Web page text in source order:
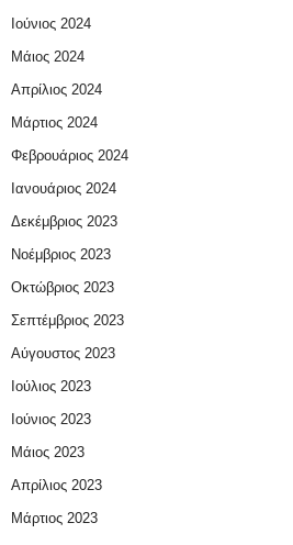
Ιούνιος 2024
Μάιος 2024
Απρίλιος 2024
Μάρτιος 2024
Φεβρουάριος 2024
Ιανουάριος 2024
Δεκέμβριος 2023
Νοέμβριος 2023
Οκτώβριος 2023
Σεπτέμβριος 2023
Αύγουστος 2023
Ιούλιος 2023
Ιούνιος 2023
Μάιος 2023
Απρίλιος 2023
Μάρτιος 2023